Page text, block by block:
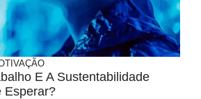
E A Sustentabilidade
Esperar?